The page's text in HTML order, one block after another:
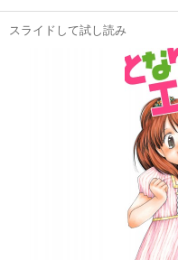
スライドして試し読み